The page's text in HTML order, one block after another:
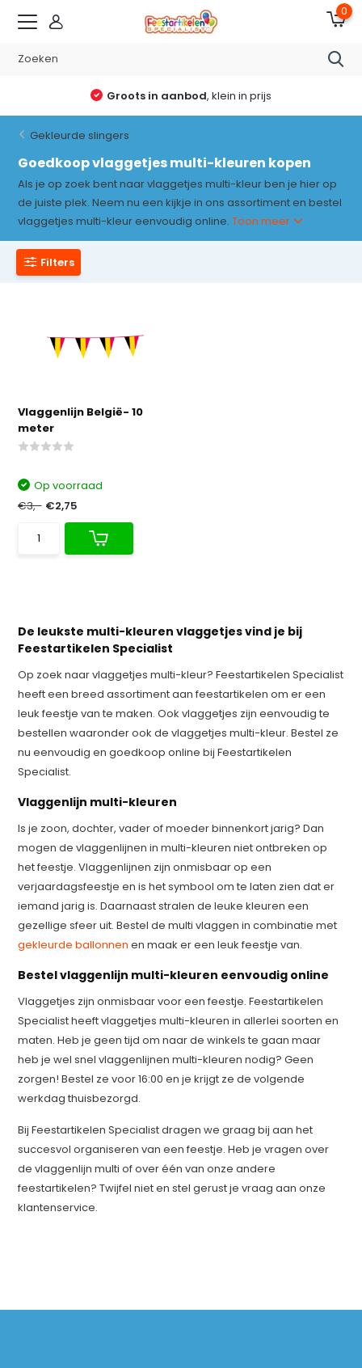
0
Groots in aanbod, klein in prijs
Gekleurde slingers
Goedkoop vlaggetjes multi-kleuren kopen
Als je op zoek bent naar vlaggetjes multi-kleur ben je hier op
de juiste plek. Neem nu een kijkje in ons assortiment en bestel
vlaggetjes multi-kleur eenvoudig online.Toon meer
Filters
Vlaggenlijn België- 10
meter
Op voorraad
€3,- €2,75
De leukste multi-kleuren vlaggetjes vind je bij
Feestartikelen Specialist
Op zoek naar vlaggetjes multi-kleur? Feestartikelen Specialist
heeft een breed assortiment aan feestartikelen om er een
leuk feestje van te maken. Ook vlaggetjes zijn eenvoudig te
bestellen waaronder ook de vlaggetjes multi-kleur. Bestel ze
nu eenvoudig en goedkoop online bij Feestartikelen
Specialist.
Vlaggenlijn multi-kleuren
Is je zoon, dochter, vader of moeder binnenkort jarig? Dan
mogen de vlaggenlijnen in multi-kleuren niet ontbreken op
het feestje. Vlaggenlijnen zijn onmisbaar op een
verjaardagsfeestje en is het symbool om te laten zien dat er
iemand jarig is. Daarnaast stralen de leuke kleuren een
gezellige sfeer uit. Bestel de multi vlaggen in combinatie met
gekleurde ballonnen en maak er een leuk feestje van.
Bestel vlaggenlijn multi-kleuren eenvoudig online
Vlaggetjes zijn onmisbaar voor een feestje. Feestartikelen
Specialist heeft vlaggetjes multi-kleuren in allerlei soorten en
maten. Heb je geen tijd om naar de winkels te gaan maar
heb je wel snel vlaggenlijnen multi-kleuren nodig? Geen
zorgen! Bestel ze voor 16:00 en je krijgt ze de volgende
werkdag thuisbezorgd.
Bij Feestartikelen Specialist dragen we graag bij aan het
succesvol organiseren van een feestje. Heb je vragen over
de vlaggenlijn multi of over één van onze andere
feestartikelen? Twijfel niet en stel gerust je vraag aan onze
klantenservice.